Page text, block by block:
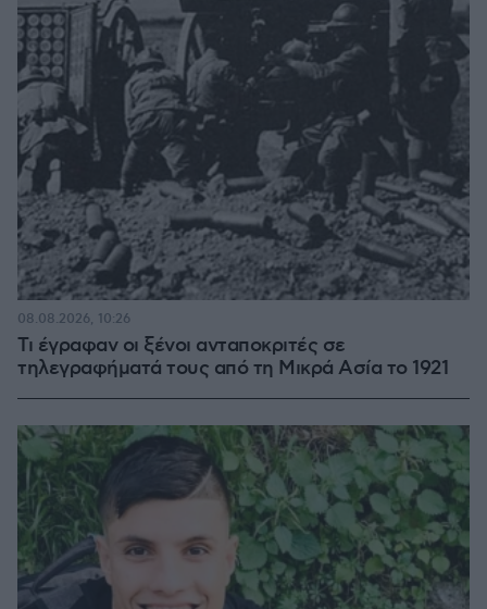
Τι έγραφαν οι ξένοι ανταποκριτές σε
τηλεγραφήματά τους από τη Μικρά Ασία το 1921
08.08.2026, 10:26